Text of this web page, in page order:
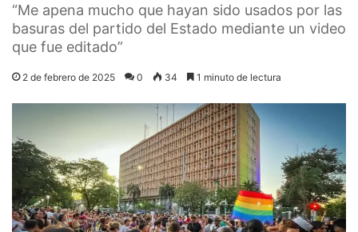
“Me apena mucho que hayan sido usados por las
basuras del partido del Estado mediante un video
que fue editado”
2 de febrero de 2025 0 34 1 minuto de lectura